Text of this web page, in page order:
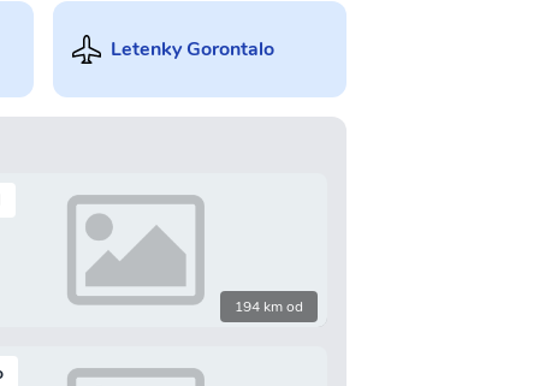
Letenky Gorontalo
194 km od